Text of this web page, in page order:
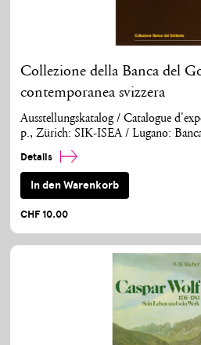
Collezione della Banca del
contemporanea svizzera
Ausstellungskatalog / Catalogue
p., Zürich: SIK-ISEA / Lugano:
Details
In den Warenkorb
CHF 10.00